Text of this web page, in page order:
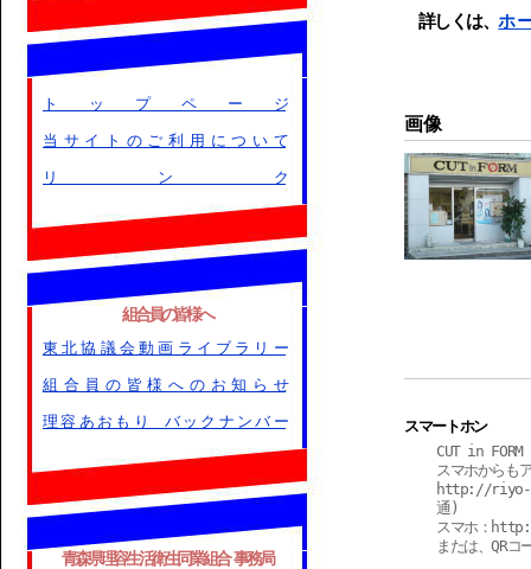
詳しくは、ホ
画像
スマートホン
CUT in
スマホからも
http://riyo-
通)
スマホ：
または、QRコ
トップページ
当サイトのご利用について
リンク
組合員の皆様へ
東北協議会動画ライブラリー
組合員の皆様へのお知らせ
理容あおもり バックナンバー
青森県理容生活衛生同業組合 事務局